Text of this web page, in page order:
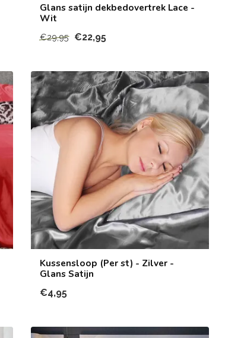
Glans satijn dekbedovertrek Lace -
Wit
€29,95 €22,95
Kussensloop (Per st) - Zilver -
Glans Satijn
€4,95